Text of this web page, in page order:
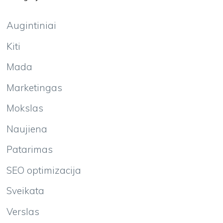
Augintiniai
Kiti
Mada
Marketingas
Mokslas
Naujiena
Patarimas
SEO optimizacija
Sveikata
Verslas